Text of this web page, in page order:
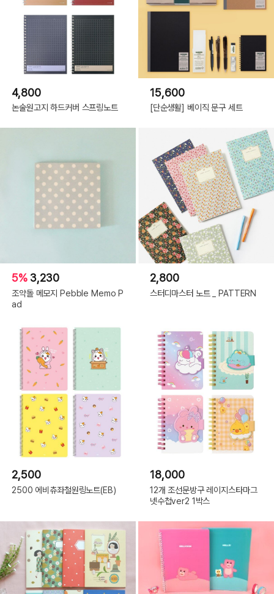
4,800
논술원고지 하드커버 스프링노트
15,600
[단순생활] 베이직 문구 세트
5% 3,230
조약돌 메모지 Pebble Memo P
ad
2,800
스터디마스터 노트 _ PATTERN
2,500
2500 에비츄좌철원링노트(EB)
18,000
12개 조선문방구 레이지스타마그
넷수첩ver2 1박스